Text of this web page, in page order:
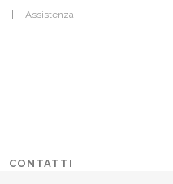
Assistenza
CONTATTI